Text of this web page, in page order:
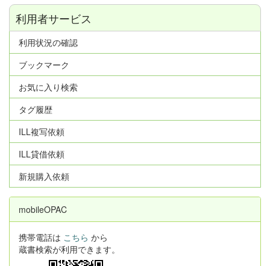
利用者サービス
利用状況の確認
ブックマーク
お気に入り検索
タグ履歴
ILL複写依頼
ILL貸借依頼
新規購入依頼
mobileOPAC
携帯電話は こちら から
蔵書検索が利用できます。